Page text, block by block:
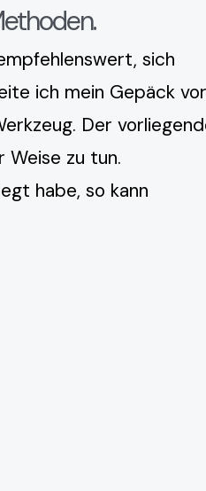
sich
ich mein Gepäck
Der
zu tun.
habe, so kann